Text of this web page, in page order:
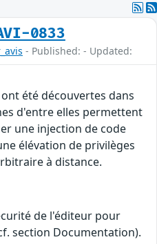
0833
- Published: - Updated:
été découvertes dans
d'entre elles permettent
une injection de code
élévation de privilèges
à distance.
de l'éditeur pour
section Documentation).